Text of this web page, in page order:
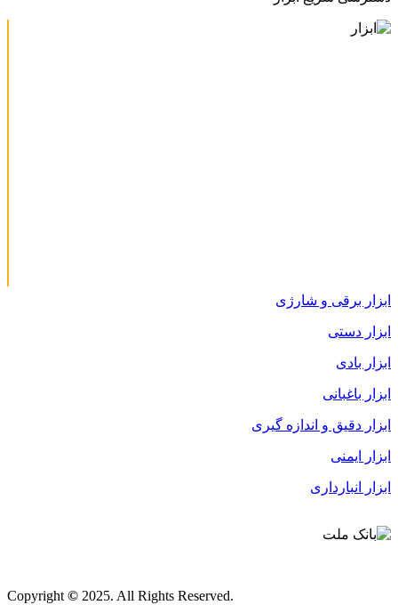
ابزار برقی و شارژی
ابزار دستی
ابزار بادی
ابزار باغبانی
ابزار دقیق و اندازه گیری
ابزار ایمنی
ابزار انبارداری
Copyright © 2025. All Rights Reserved.